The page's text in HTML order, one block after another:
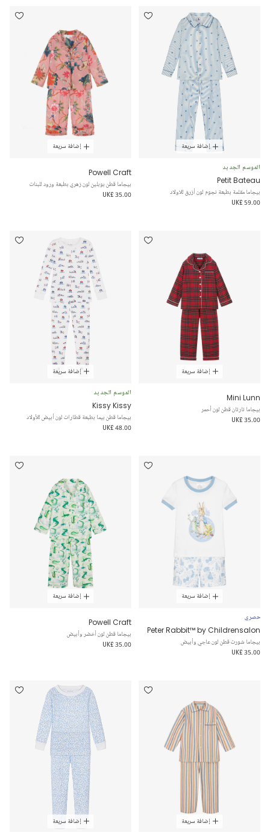
إضافة سريعة
الموسم الجديد
Petit Bateau
بيجاما مقلمة بطبعة نجوم لون أزرق للاولاد
UK£ 59.00
إضافة سريعة
Powell Craft
بيجاما قطن بوبلين لون زهري بطبعة ورود للبنات
UK£ 35.00
إضافة سريعة
Mini Lunn
بيجاما تارتان قطن لون أحمر
UK£ 35.00
إضافة سريعة
الموسم الجديد
Kissy Kissy
بيجاما قطن بيما بطبعة قطارات لون أبيض للأولاد
UK£ 48.00
إضافة سريعة
حصري
Peter Rabbit™ by Childrensalon
بيجاما شورت قطن لون عاجي وأبيض
UK£ 35.00
إضافة سريعة
Powell Craft
بيجاما قطن لون أخضر وأبيض
UK£ 35.00
إضافة سريعة إضافة سريعة